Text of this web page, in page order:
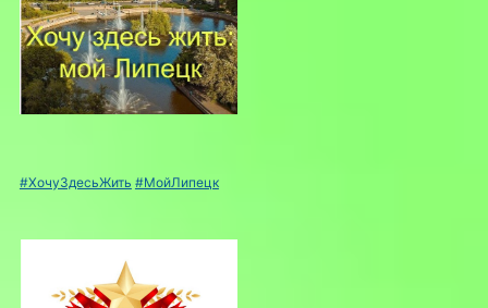
#ХочуЗдесьЖить #МойЛипецк